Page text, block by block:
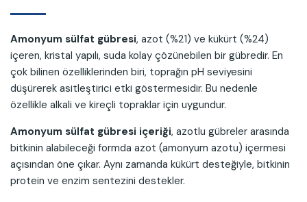
Amonyum sülfat gübresi, azot (%21) ve kükürt (%24)
içeren, kristal yapılı, suda kolay çözünebilen bir gübredir. En
çok bilinen özelliklerinden biri, toprağın pH seviyesini
düşürerek asitleştirici etki göstermesidir. Bu nedenle
özellikle alkali ve kireçli topraklar için uygundur.
Amonyum sülfat gübresi içeriği, azotlu gübreler arasında
bitkinin alabileceği formda azot (amonyum azotu) içermesi
açısından öne çıkar. Aynı zamanda kükürt desteğiyle, bitkinin
protein ve enzim sentezini destekler.